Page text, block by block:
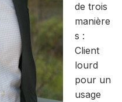
de trois
manière
s :
Client
lourd
pour un
usage